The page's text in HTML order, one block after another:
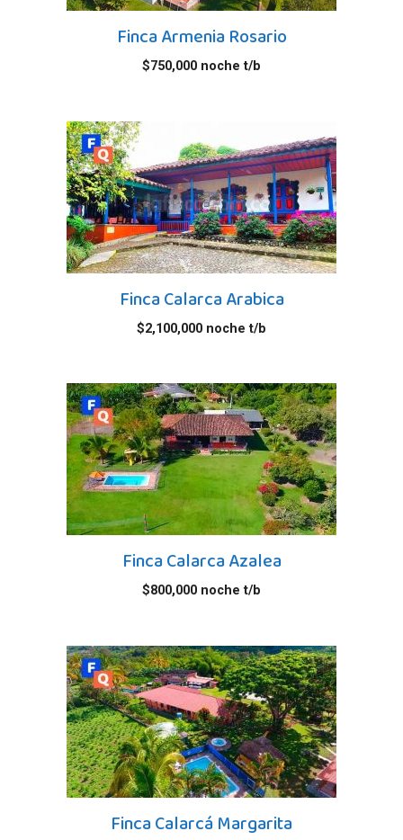
Finca Armenia Rosario
$750,000 noche t/b
Finca Calarca Arabica
$2,100,000 noche t/b
Finca Calarca Azalea
$800,000 noche t/b
Finca Calarcá Margarita